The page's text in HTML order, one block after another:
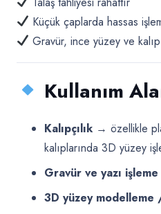
Küçük çaplarda hassas
Gravür, ince yüzey ve
Kullanım
Kalıpçılık → özellikle
kalıplarında 3D yüzey
Gravür ve yazı işleme
3D yüzey modelleme